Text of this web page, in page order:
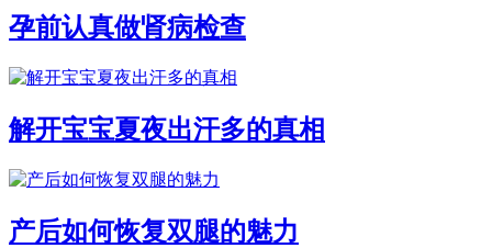
孕前认真做肾病检查
解开宝宝夏夜出汗多的真相
产后如何恢复双腿的魅力